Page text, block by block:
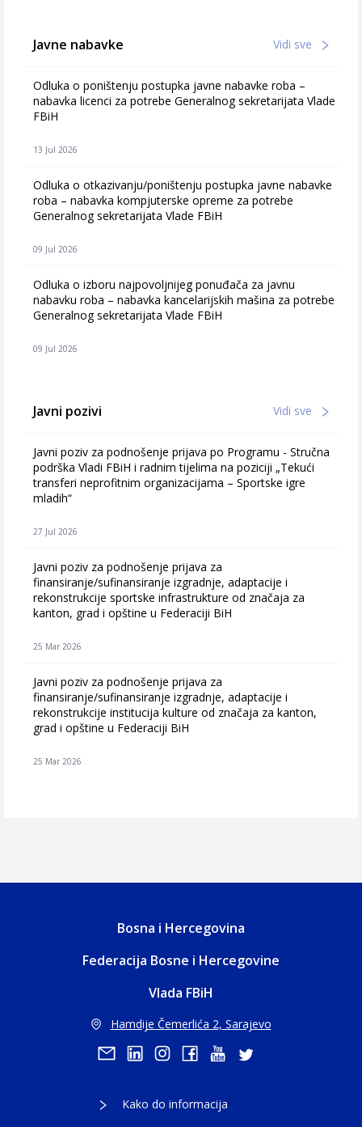
Javne nabavke Vidi sve
Odluka o poništenju postupka javne nabavke roba –
nabavka licenci za potrebe Generalnog sekretarijata Vlade
FBiH
13 Jul 2026
Odluka o otkazivanju/poništenju postupka javne nabavke
roba – nabavka kompjuterske opreme za potrebe
Generalnog sekretarijata Vlade FBiH
09 Jul 2026
Odluka o izboru najpovoljnijeg ponuđača za javnu
nabavku roba – nabavka kancelarijskih mašina za potrebe
Generalnog sekretarijata Vlade FBiH
09 Jul 2026
Javni pozivi Vidi sve
Javni poziv za podnošenje prijava po Programu - Stručna
podrška Vladi FBiH i radnim tijelima na poziciji „Tekući
transferi neprofitnim organizacijama – Sportske igre
mladih“
27 Jul 2026
Javni poziv za podnošenje prijava za
finansiranje/sufinansiranje izgradnje, adaptacije i
rekonstrukcije sportske infrastrukture od značaja za
kanton, grad i opštine u Federaciji BiH
25 Mar 2026
Javni poziv za podnošenje prijava za
finansiranje/sufinansiranje izgradnje, adaptacije i
rekonstrukcije institucija kulture od značaja za kanton,
grad i opštine u Federaciji BiH
25 Mar 2026
Bosna i Hercegovina
Federacija Bosne i Hercegovine
Vlada FBiH
Hamdije Čemerlića 2, Sarajevo
Kako do informacija